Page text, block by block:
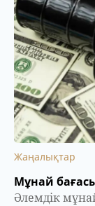
Жаңалықтар
Мұнай
Әлемдік